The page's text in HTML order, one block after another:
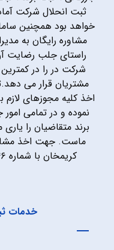
ثبت انحلال شرکت
خواهد بود همچنین
مشاوره رایگان به
راستای جلب رضایت
شرکت در را در
مشتریان قرار می
اخذ کلیه مجوزهای
نموده و در تمامی
برند متقاضیان را
ماست. جهت اخذ
کریمخان با شماره ۰۲۱۸۷۱۴۶ تماس حاصل فرمایید.
خدمات